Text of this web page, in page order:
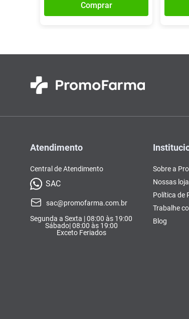
Comprar
Atendimento
Central de Atendimento
SAC
sac@promofarma.com.br
Segunda a Sexta | 08:00 às 19:00
Sábado| 08:00 às 19:00
Exceto Feriados
Sobre a
Nossas
Política de
Trabalhe
Blog